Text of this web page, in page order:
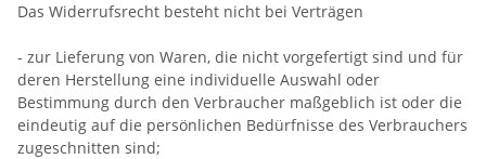
Das Widerrufsrecht besteht nicht bei Verträgen
- zur Lieferung von Waren, die nicht vorgefertigt sind und für
deren Herstellung eine individuelle Auswahl oder
Bestimmung durch den Verbraucher maßgeblich ist oder die
eindeutig auf die persönlichen Bedürfnisse des Verbrauchers
zugeschnitten sind;